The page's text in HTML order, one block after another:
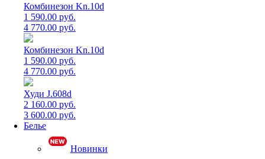
Комбинезон Kn.10d
1 590.00 руб.
4 770.00 руб.
Комбинезон Kn.10d
1 590.00 руб.
4 770.00 руб.
Худи J.608d
2 160.00 руб.
3 600.00 руб.
Белье
Новинки